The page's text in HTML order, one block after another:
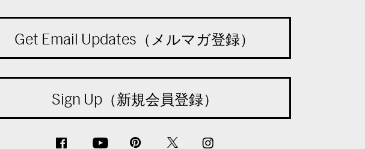
Get Email Updates（メルマガ登録）
Sign Up（新規会員登録）